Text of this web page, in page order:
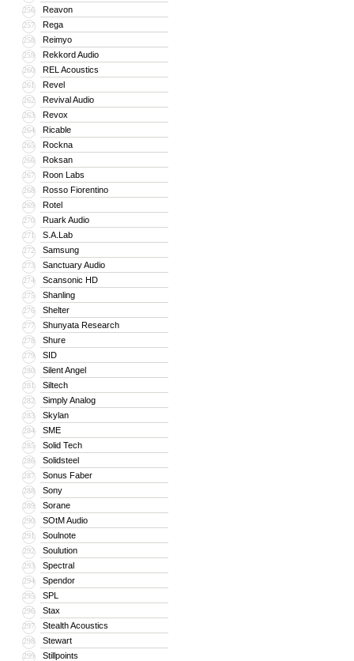
256 Reavon
257 Rega
258 Reimyo
259 Rekkord Audio
260 REL Acoustics
261 Revel
262 Revival Audio
263 Revox
264 Ricable
265 Rockna
266 Roksan
267 Roon Labs
268 Rosso Fiorentino
269 Rotel
270 Ruark Audio
271 S.A.Lab
272 Samsung
273 Sanctuary Audio
274 Scansonic HD
275 Shanling
276 Shelter
277 Shunyata Research
278 Shure
279 SID
280 Silent Angel
281 Siltech
282 Simply Analog
283 Skylan
284 SME
285 Solid Tech
286 Solidsteel
287 Sonus Faber
288 Sony
289 Sorane
290 SOtM Audio
291 Soulnote
292 Soulution
293 Spectral
294 Spendor
295 SPL
296 Stax
297 Stealth Acoustics
298 Stewart
299 Stillpoints